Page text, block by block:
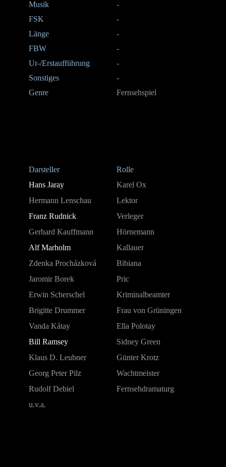
Musik
-
FSK
-
Länge
-
FBW
-
Ur-/Erstaufführung
-
Sonstiges
-
Genre
Fernsehspiel
Darsteller
Rolle
Hans Jaray
Karel Ox
Hermann Lenschau
Lektor
Franz Rudnick
Verleger
Gerhard Kauffmann
Hörnemann
Alf Marholm
Kallauer
Zdenka Procházková
Bibiana
Jaromir Borek
Pric
Erwin Scherschel
Kriminalbeamter
Brigitte Drummer
Frau von Grüningen
Vanda Kátay
Ella Polotay
Bill Ramsey
Sidney Green
Klaus D. Leubner
Günter Krotz
Georg Peter Pilz
Wachtmeister
Rudolf Debiel
Fernsehdramaturg
u.v.a.